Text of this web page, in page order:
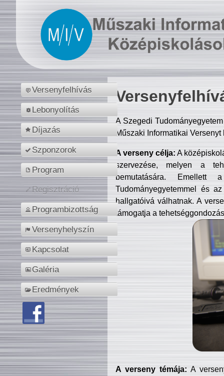
Versenyfelhívás
Lebonyolítás
Díjazás
Szponzorok
Program
Regisztráció
Programbizottság
Versenyhelyszín
Kapcsolat
Galéria
Eredmények
A Szegedi
Műszaki Informatikai
A verseny célja: A
szervezése, melyen a
bemutatására. Emellett
Tudományegyetemmel és
hallgatóivá válhatnak. A
támogatja a
A verseny témája: A